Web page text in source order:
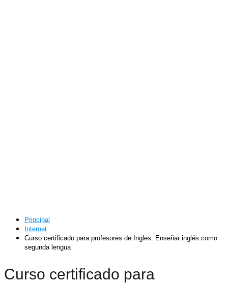
Principal
Internet
Curso certificado para profesores de Ingles: Enseñar inglés como
segunda lengua
Curso certificado para